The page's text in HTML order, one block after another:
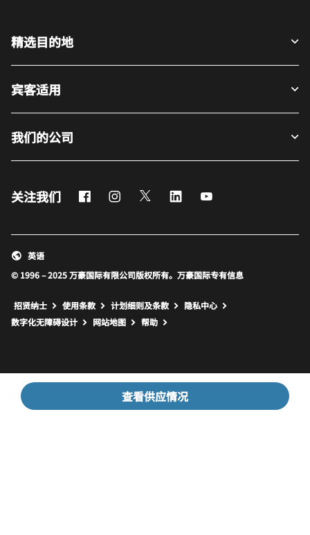
查看供应情况
精选目的地
宾客适用
我们的公司
关注我们 FacebookInstagram
Twitter LinkedIn
© 1996 – 2025 万豪国际有限公司版权所有。万豪国际专有信息
英语
招贤纳士 使用条款 计划细则及条款
隐私中心
数字化无障碍设计
网站地图 打开新窗口
帮助